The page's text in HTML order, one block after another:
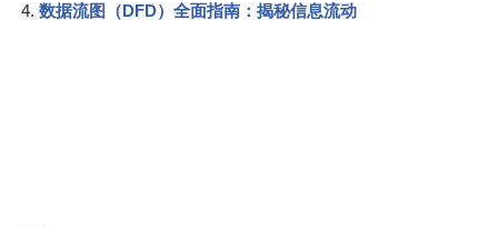
数据流图（DFD）全面指南：揭秘信息流动